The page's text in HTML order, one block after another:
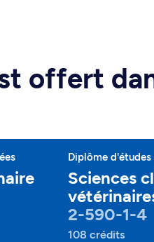
offert
Diplôme d'études
Sciences
2-590-1-4
108 crédits